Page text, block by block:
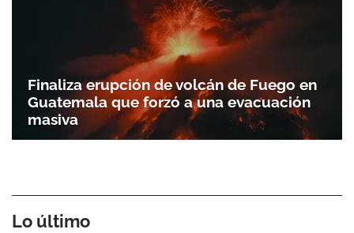
Finaliza erupción de volcán de Fuego en
Guatemala que forzó a una evacuación
masiva
Lo último